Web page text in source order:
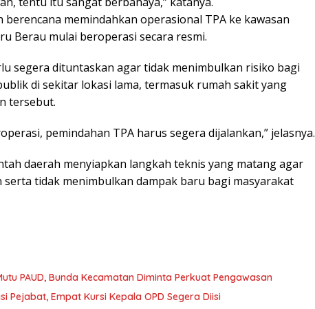
memindahkan operasional TPA ke kawasan
Berau mulai beroperasi secara resmi.
segera dituntaskan agar tidak menimbulkan risiko bagi
di sekitar lokasi lama, termasuk rumah sakit yang
tersebut.
pemindahan TPA harus segera dijalankan,” jelasnya.
daerah menyiapkan langkah teknis yang matang agar
tidak menimbulkan dampak baru bagi masyarakat
PAUD, Bunda Kecamatan Diminta Perkuat Pengawasan
Pejabat, Empat Kursi Kepala OPD Segera Diisi